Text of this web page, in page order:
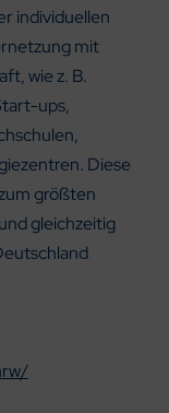
individuellen
mit
wie z. B.
ups,
Diese
größten
gleichzeitig